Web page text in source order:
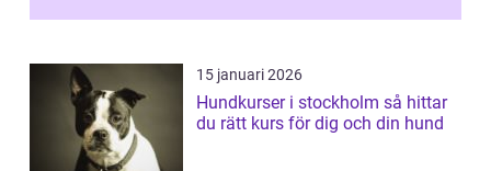
15 januari 2026
Hundkurser i stockholm så hittar
du rätt kurs för dig och din hund